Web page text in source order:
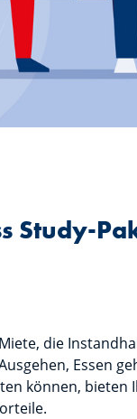
Study-
die
Essen
können,